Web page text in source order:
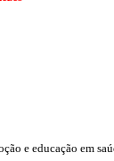
e educação em